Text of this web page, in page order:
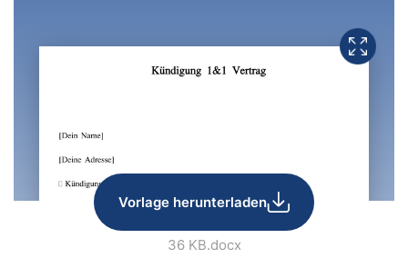
Vorlage herunterladen
36 KB.docx